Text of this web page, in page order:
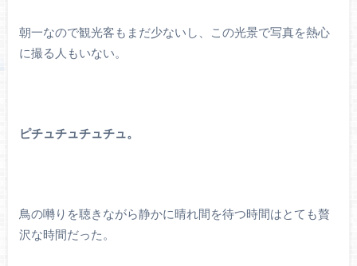
朝一なので観光客もまだ少ないし、この光景で写真を熱心
に撮る人もいない。
ピチュチュチュチュ。
鳥の囀りを聴きながら静かに晴れ間を待つ時間はとても贅
沢な時間だった。